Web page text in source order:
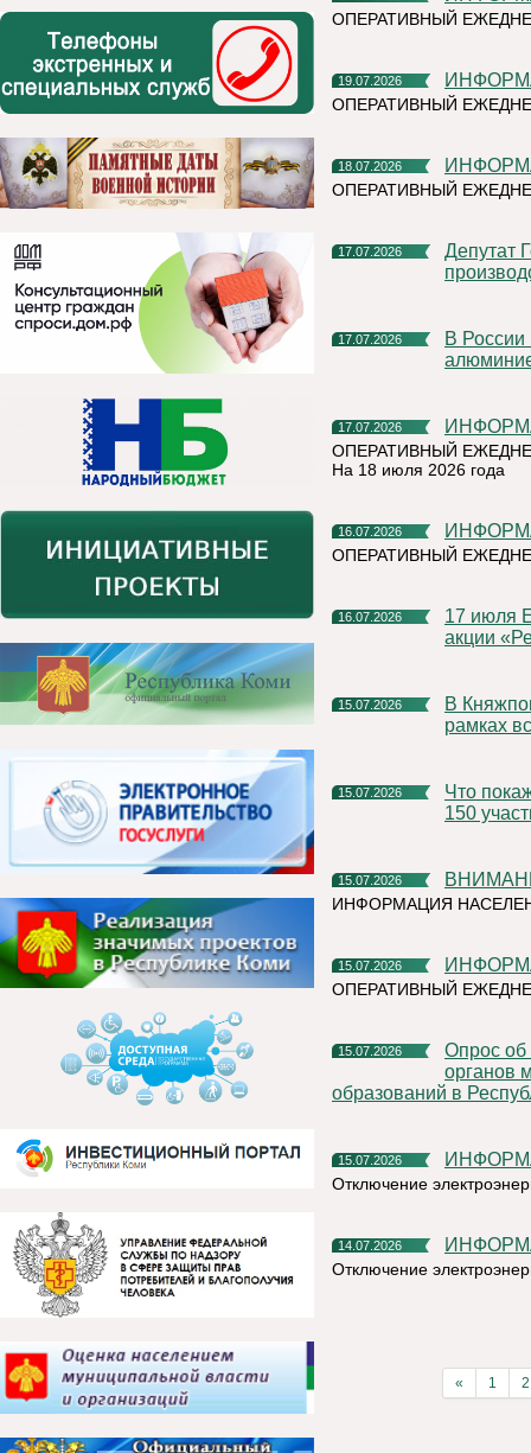
ОПЕРАТИВНЫЙ
19.07.2026
ОПЕРАТИВНЫЙ
18.07.2026
ОПЕРАТИВНЫЙ
17.07.2026
Депутат Госдумы Мария Бутина познакомилась с
17.07.2026
В России впервые прошли биржевые торги первичным
17.07.2026
ОПЕРАТИВНЫЙ
На 18 июля 2026 года
16.07.2026
ОПЕРАТИВНЫЙ
16.07.2026
17 июля Емва присоединится к Всероссийской экологической
акции
15.07.2026
В Княжпогостском округе продолжаются мероприятия в
рамках
15.07.2026
Что покажут на Коми ВДНХ? Организаторы ожидают более
150
15.07.2026
ИНФОРМАЦИЯ
15.07.2026
ОПЕРАТИВНЫЙ
15.07.2026
Опрос об эффективности деятельности руководителей
органов
образований в
15.07.2026
Отключение
14.07.2026
Отключение
« 1 2